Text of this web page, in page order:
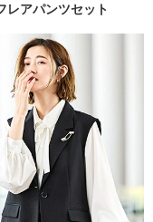
レアパンツセット